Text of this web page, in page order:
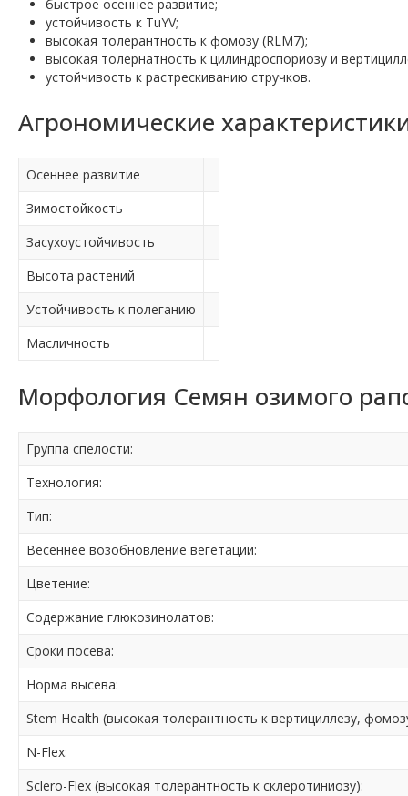
быстрое осеннее развитие;
устойчивость к TuYV;
высокая толерантность к фомозу (RLM7);
высокая толернатность к цилиндроспориозу и
устойчивость к растрескиванию стручков.
Агрономические
Осеннее развитие
Зимостойкость
Засухоустойчивость
Высота растений
Устойчивость к полеганию
Масличность
Морфология Семян озимого
Группа спелости:
Технология:
Тип:
Весеннее возобновление вегетации:
Цветение:
Содержание глюкозинолатов:
Сроки посева:
Норма высева:
Stem Health (высокая толерантность к вертициллезу,
N-Flex:
Sclero-Flex (высокая толерантность к склеротиниозу):